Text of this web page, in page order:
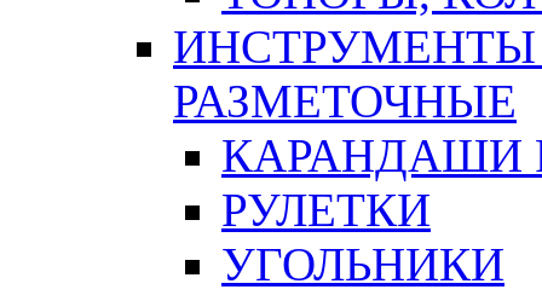
ИНСТРУМЕНТЫ
РАЗМЕТОЧНЫЕ
КАРАНДАШИ
РУЛЕТКИ
УГОЛЬНИКИ